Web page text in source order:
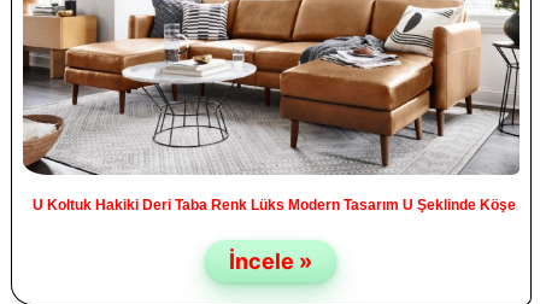
U Koltuk Hakiki Deri Taba Renk Lüks Modern Tasarım U Şeklinde Köşe
İncele »